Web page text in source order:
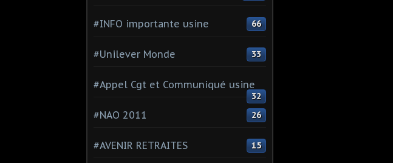
#INFO importante usine 66
#Unilever Monde 33
#Appel Cgt et Communiqué usine
32
#NAO 2011 26
#AVENIR RETRAITES 15